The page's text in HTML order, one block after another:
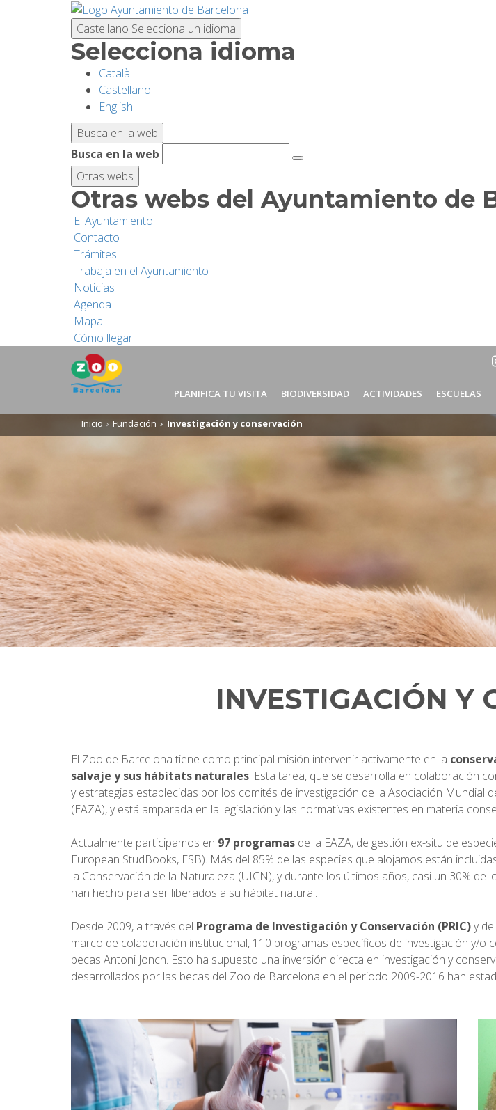
Castellano Selecciona un idioma
Selecciona idioma
Català
Castellano
English
Busca en la web
Busca en la web
Otras webs
Otras webs del Ayuntamiento de
El Ayuntamiento
Contacto
Trámites
Trabaja en el Ayuntamiento
Noticias
Agenda
Mapa
Cómo llegar
PLANIFICA TU VISITA BIODIVERSIDAD ACTIVIDADES ESCUELAS
Inicio Fundación Investigación y conservación
INVESTIGACIÓN Y
El Zoo de Barcelona tiene como principal misión intervenir activamente en la
salvaje y sus hábitats naturales. Esta tarea, que se desarrolla en colaboración
y estrategias establecidas por los comités de investigación de la Asociación Mundial
(EAZA), y está amparada en la legislación y las normativas existentes en materia
Actualmente participamos en 97 programas de la EAZA, de gestión ex-situ de
European StudBooks, ESB). Más del 85% de las especies que alojamos están
la Conservación de la Naturaleza (UICN), y durante los últimos años, casi un 30%
han hecho para ser liberados a su hábitat natural.
Desde 2009, a través del Programa de Investigación y Conservación (PRIC)y
marco de colaboración institucional, 110 programas específicos de investigación y/
becas Antoni Jonch. Esto ha supuesto una inversión directa en investigación y
desarrollados por las becas del Zoo de Barcelona en el periodo 2009-2016 han